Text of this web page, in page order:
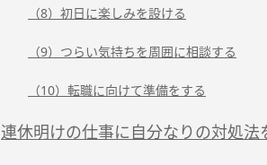
（8）初日に楽しみを設ける
（9）つらい気持ちを周囲に相談する
（10）転職に向けて準備をする
連休明けの仕事に自分なりの対処法